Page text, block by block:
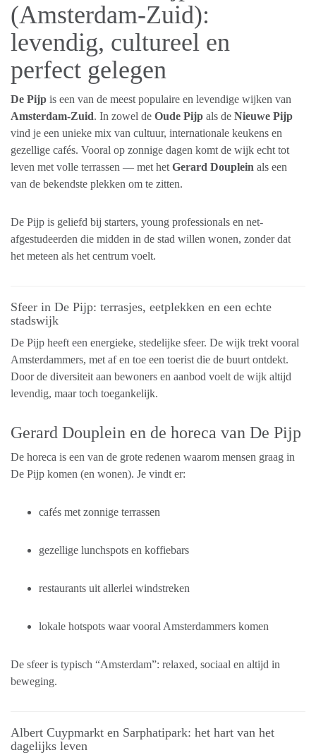
(Amsterdam-Zuid):
levendig, cultureel en
perfect gelegen
De Pijp is een van de meest populaire en levendige wijken van
Amsterdam-Zuid. In zowel de Oude Pijp als de Nieuwe Pijp
vind je een unieke mix van cultuur, internationale keukens en
gezellige cafés. Vooral op zonnige dagen komt de wijk echt tot
leven met volle terrassen — met het Gerard Douplein als een
van de bekendste plekken om te zitten.
De Pijp is geliefd bij starters, young professionals en net-
afgestudeerden die midden in de stad willen wonen, zonder dat
het meteen als het centrum voelt.
Sfeer in De Pijp: terrasjes, eetplekken en een echte
stadswijk
De Pijp heeft een energieke, stedelijke sfeer. De wijk trekt vooral
Amsterdammers, met af en toe een toerist die de buurt ontdekt.
Door de diversiteit aan bewoners en aanbod voelt de wijk altijd
levendig, maar toch toegankelijk.
Gerard Douplein en de horeca van De Pijp
De horeca is een van de grote redenen waarom mensen graag in
De Pijp komen (en wonen). Je vindt er:
cafés met zonnige terrassen
gezellige lunchspots en koffiebars
restaurants uit allerlei windstreken
lokale hotspots waar vooral Amsterdammers komen
De sfeer is typisch “Amsterdam”: relaxed, sociaal en altijd in
beweging.
Albert Cuypmarkt en Sarphatipark: het hart van het
dagelijks leven